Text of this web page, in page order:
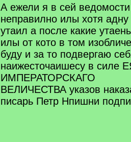
А ежели я в сей
неправилно илы хотя
утаил а после какие
илы от кото в том
буду и за то подвергаю
наижесточаишесу в силе
ИМПЕРАТОРСКАГО
ВЕЛИЧЕСТВА указов
писарь Петр Нпишни